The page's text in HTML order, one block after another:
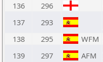
136
296
137
293
138
295 WFM
139
297 AFM